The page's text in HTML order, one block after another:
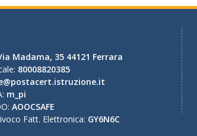
Madama, 35 44121 Ferrara
80008820385
m_pi
AOOCSAFE
Fatt. Elettronica: GY6N6C